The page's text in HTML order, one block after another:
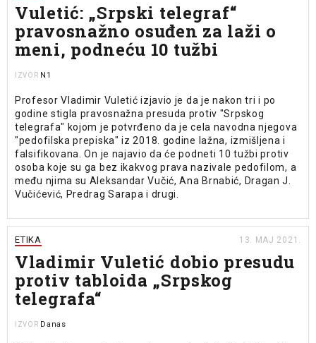
Vuletić: „Srpski telegraf“
pravosnažno osuđen za laži o
meni, podneću 10 tužbi
IZVOR N1
Profesor Vladimir Vuletić izjavio je da je nakon tri i po
godine stigla pravosnažna presuda protiv "Srpskog
telegrafa" kojom je potvrđeno da je cela navodna njegova
"pedofilska prepiska" iz 2018. godine lažna, izmišljena i
falsifikovana. On je najavio da će podneti 10 tužbi protiv
osoba koje su ga bez ikakvog prava nazivale pedofilom, a
među njima su Aleksandar Vučić, Ana Brnabić, Dragan J.
Vučićević, Predrag Sarapa i drugi.
ETIKA 13. MAJ 2021.
Vladimir Vuletić dobio presudu
protiv tabloida „Srpskog
telegrafa“
IZVOR Danas